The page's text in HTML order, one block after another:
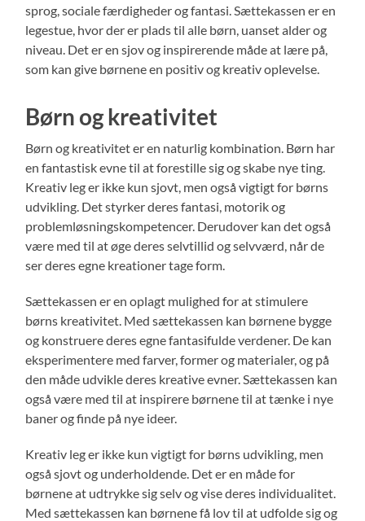
sprog, sociale færdigheder og fantasi. Sættekassen er en
legestue, hvor der er plads til alle børn, uanset alder og
niveau. Det er en sjov og inspirerende måde at lære på,
som kan give børnene en positiv og kreativ oplevelse.
Børn og kreativitet
Børn og kreativitet er en naturlig kombination. Børn har
en fantastisk evne til at forestille sig og skabe nye ting.
Kreativ leg er ikke kun sjovt, men også vigtigt for børns
udvikling. Det styrker deres fantasi, motorik og
problemløsningskompetencer. Derudover kan det også
være med til at øge deres selvtillid og selvværd, når de
ser deres egne kreationer tage form.
Sættekassen er en oplagt mulighed for at stimulere
børns kreativitet. Med sættekassen kan børnene bygge
og konstruere deres egne fantasifulde verdener. De kan
eksperimentere med farver, former og materialer, og på
den måde udvikle deres kreative evner. Sættekassen kan
også være med til at inspirere børnene til at tænke i nye
baner og finde på nye ideer.
Kreativ leg er ikke kun vigtigt for børns udvikling, men
også sjovt og underholdende. Det er en måde for
børnene at udtrykke sig selv og vise deres individualitet.
Med sættekassen kan børnene få lov til at udfolde sig og